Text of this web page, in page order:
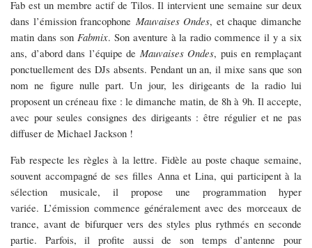
Fab est un membre actif de Tilos. Il intervient une semaine sur deux
dans l’émission francophone Mauvaises Ondes, et chaque dimanche
matin dans son Fabmix. Son aventure à la radio commence il y a six
ans, d’abord dans l’équipe de Mauvaises Ondes, puis en remplaçant
ponctuellement desDJs absents. Pendant un an, il mixe sans que son
nom ne ﬁgure nulle part. Un jour, les dirigeants de la radio lui
proposent un créneau ﬁxe : le dimanche matin, de 8h à 9h. Il accepte,
avec pour seules consignes des dirigeants : être régulier et ne pas
diffuser de Michael Jackson !
Fab respecte les règles à la lettre. Fidèle au poste chaque semaine,
souvent accompagné de ses ﬁlles Anna et Lina, qui participent à la
sélection musicale, il propose une programmation hyper
variée.L’émission commence généralement avec des morceaux de
trance, avant de bifurquer vers des styles plus rythmés en seconde
partie. Parfois, il proﬁte aussi de son temps d’antenne pour